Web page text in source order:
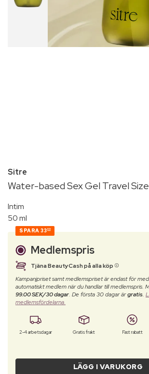
Sitre
Water-based Sex Gel Travel Size
Intim
50 ml
SPARA 3300
Medlemspris
Tjäna BeautyCash på alla köp
Kampanjpriset samt medlemspriset är endast för
automatiskt medlem när du handlar till medlemspris.
99.00 SEK/30 dagar. De första 30 dagar ärgratis.
medlemsfördelarna.
2-4 arbetsdagar Gratis frakt Fast rabatt
LÄGG I VARUKORG